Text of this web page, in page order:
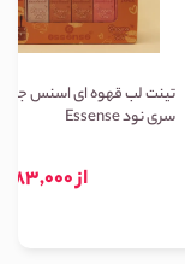
تینت لب قهوه ای اسنس
سری نود Essense
از 83,000 تومان